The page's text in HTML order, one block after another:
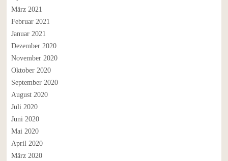
März 2021
Februar 2021
Januar 2021
Dezember 2020
November 2020
Oktober 2020
September 2020
August 2020
Juli 2020
Juni 2020
Mai 2020
April 2020
März 2020